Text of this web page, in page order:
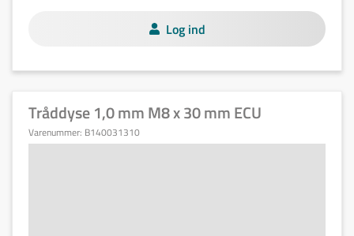
Log ind
Tråddyse 1,0 mm M8 x 30 mm ECU
Varenummer: B140031310